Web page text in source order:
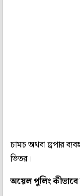
চামচ অথবা ড্রপার
ভিতর।
অয়েল পুলিং কীভাবে